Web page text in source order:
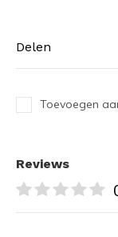
Delen
Toevoegen
Reviews